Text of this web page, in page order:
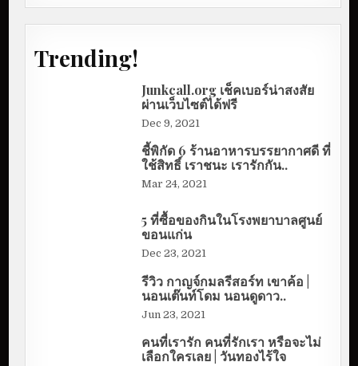
Trending!
Junkcall.org เช็คเบอร์น่าสงสัย
ผ่านเว็บไซต์ได้ฟรี
Dec 9, 2021
ชี้พิกัด 6 ร้านอาหารบรรยากาศดี ที่
ใช้สิทธิ์ เราชนะ เรารักกัน..
Mar 24, 2021
5 ที่ซื้อของกินในโรงพยาบาลศูนย์
ขอนแก่น
Dec 23, 2021
รีวิว กาญจ์กมลรีสอร์ท เขาค้อ |
นอนเต๊นท์โดม นอนดูดาว..
Jun 23, 2021
คนที่เรารัก คนที่รักเรา หรือจะไม่
เลือกใครเลย | วันทองไร้ใจ